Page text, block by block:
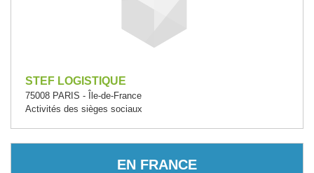
STEF LOGISTIQUE
75008 PARIS - Île-de-France
Activités des sièges sociaux
EN FRANCE